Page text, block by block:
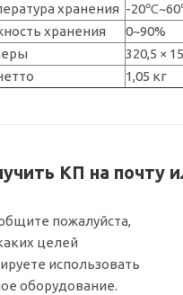
хранения -
хранения
0~90%
320,5 ×
1,05 кг
КП на почту
пожалуйста,
целей
использовать
оборудование.